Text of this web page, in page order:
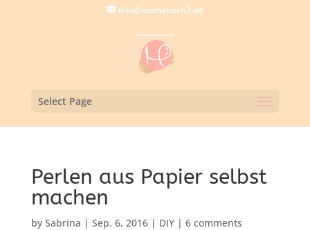
info@mamahoch2.de
Select Page
Perlen aus Papier selbst
machen
by Sabrina | Sep. 6, 2016| DIY| 6 comments